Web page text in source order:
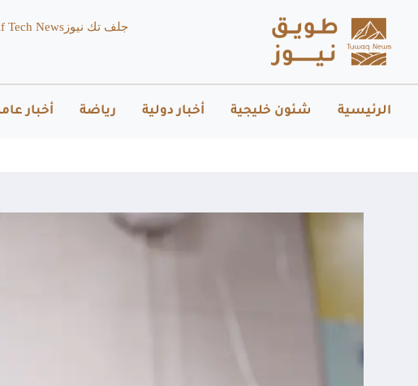
جلف تك نيوز Tech News
الرئيسية شئون خليجية أخبار دولية رياضة أخبار